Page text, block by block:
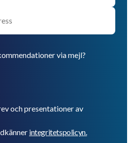
via mejl?
och presentationer av
integritetspolicyn.